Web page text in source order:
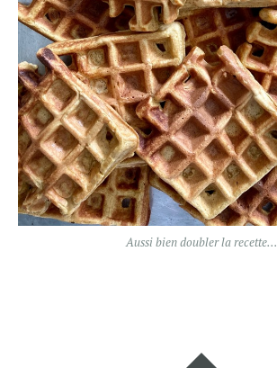
Aussi bien doubler la recette…